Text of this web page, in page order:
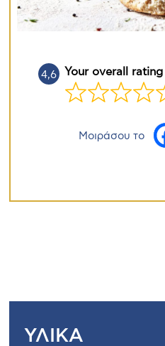
4,6 Your overall rating
Μοιράσου το
ΥΛΙΚΑ